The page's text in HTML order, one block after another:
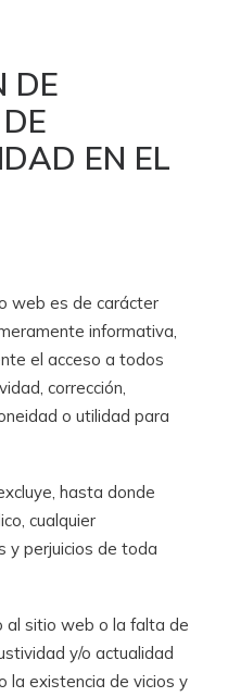
DE
EN EL
web es de carácter
informativa,
el acceso a todos
corrección,
o utilidad para
hasta donde
cualquier
y perjuicios de toda
al sitio web o la falta de
y/o actualidad
la existencia de vicios y